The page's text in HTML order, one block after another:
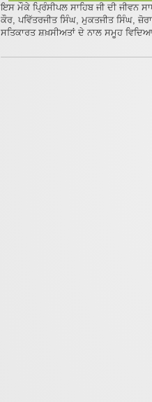
ਇਸ ਮੌਕੇ ਪ੍ਰਿੰਸੀਪਲ ਸਾਹਿਬ ਜੀ ਦੀ ਜੀਵਨ
ਕੌਰ, ਪਵਿੱਤਰਜੀਤ ਸਿੰਘ, ਮੁਕਤਜੀਤ ਸਿੰਘ,
ਸਤਿਕਾਰਤ ਸ਼ਖ਼ਸੀਅਤਾਂ ਦੇ ਨਾਲ ਸਮੂਹ